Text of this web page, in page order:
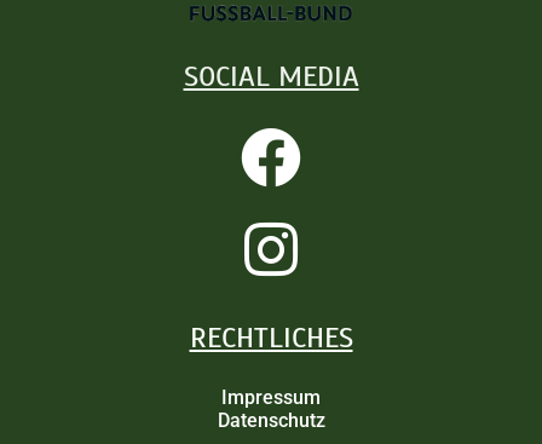
SOCIAL MEDIA
RECHTLICHES
Impressum
Datenschutz